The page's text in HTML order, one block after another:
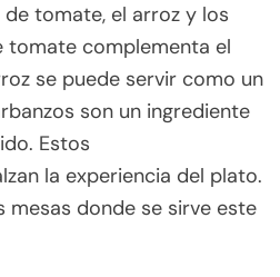
tomate, el arroz y los
tomate complementa el
se puede servir como un
son un ingrediente
Estos
la experiencia del plato.
mesas donde se sirve este